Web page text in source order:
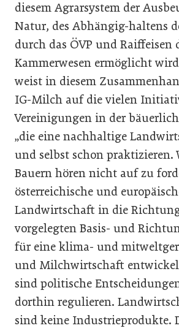
diesem Agrarsystem der
Natur, des Abhängig-haltens
durch das ÖVP und Raiffeisen
Kammerwesen ermöglicht
weist in diesem
IG-Milch auf die vielen
Vereinigungen in der
„die eine nachhaltige
und selbst schon
Bauern hören nicht auf zu
österreichische und
Landwirtschaft in die
vorgelegten Basis- und
für eine klima- und
und Milchwirtschaft
sind politische
dorthin regulieren.
sind keine Industrieprodukte.